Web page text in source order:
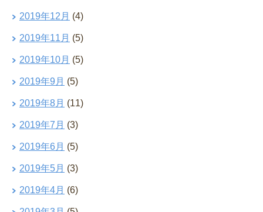
2019年12月 (4)
2019年11月 (5)
2019年10月 (5)
2019年9月 (5)
2019年8月 (11)
2019年7月 (3)
2019年6月 (5)
2019年5月 (3)
2019年4月 (6)